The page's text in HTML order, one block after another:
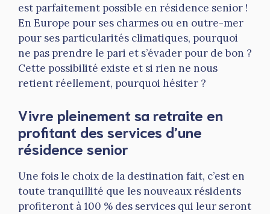
est parfaitement possible en résidence senior !
En Europe pour ses charmes ou en outre-mer
pour ses particularités climatiques, pourquoi
ne pas prendre le pari et s’évader pour de bon ?
Cette possibilité existe et si rien ne nous
retient réellement, pourquoi hésiter ?
Vivre pleinement sa retraite en
profitant des services d’une
résidence senior
Une fois le choix de la destination fait, c’est en
toute tranquillité que les nouveaux résidents
profiteront à 100 % des services qui leur seront